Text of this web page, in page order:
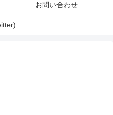
お問い合わせ